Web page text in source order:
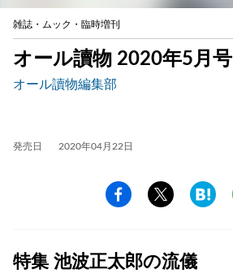
雑誌・ムック・臨時増刊
オール讀物 2020年5月号
オール讀物編集部
発売日 2020年04月22日
特集 池波正太郎の流儀